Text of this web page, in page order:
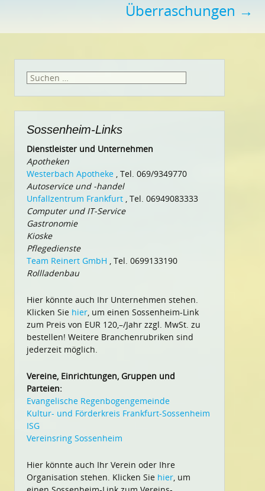
Überraschungen →
Suchen
Sossenheim-Links
Dienstleister und Unternehmen
Apotheken
Westerbach Apotheke , Tel. 069/9349770
Autoservice und -handel
Unfallzentrum Frankfurt , Tel. 06949083333
Computer und IT-Service
Gastronomie
Kioske
Pflegedienste
Team Reinert GmbH , Tel. 0699133190
Rollladenbau
Hier könnte auch Ihr Unternehmen stehen.
Klicken Sie hier, um einen Sossenheim-Link
zum Preis von EUR 120,–/Jahr zzgl. MwSt. zu
bestellen! Weitere Branchenrubriken sind
jederzeit möglich.
Vereine, Einrichtungen, Gruppen und
Parteien:
Evangelische Regenbogengemeinde
Kultur- und Förderkreis Frankfurt-Sossenheim
ISG
Vereinsring Sossenheim
Hier könnte auch Ihr Verein oder Ihre
Organisation stehen. Klicken Sie hier, um